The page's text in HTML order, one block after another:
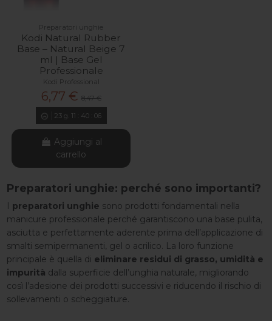
Preparatori unghie
Kodi Natural Rubber
Base – Natural Beige 7
ml | Base Gel
Professionale
Kodi Professional
6,77 € 8,47 €
23g. 11 40: 04
Aggiungi al
carrello
Preparatori unghie: perché sono importanti?
I preparatori unghie sono prodotti fondamentali nella
manicure professionale perché garantiscono una base pulita,
asciutta e perfettamente aderente prima dell’applicazione di
smalti semipermanenti, gel o acrilico. La loro funzione
principale è quella di eliminare residui di grasso, umidità e
impurità dalla superficie dell’unghia naturale, migliorando
così l’adesione dei prodotti successivi e riducendo il rischio di
sollevamenti o scheggiature.